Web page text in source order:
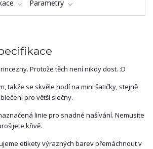
Parametry
Protože těch není nikdy dost. :D
takže se skvěle hodí na mini šatičky, stejně
pro větší slečny.
linie pro snadné našívání. Nemusíte
křivě.
etikety výrazných barev přemáchnout v